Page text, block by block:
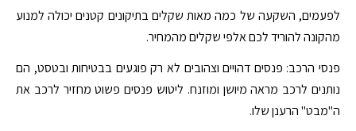
לפעמים, השקעה של כמה מאות שקלים בתיקונים קטנים יכולה למנוע
מהקונה להוריד לכם אלפי שקלים מהמחיר.
פנסי הרכב: פנסים דהויים וצהובים לא רק פוגעים בבטיחות ובטסט, הם
נותנים לרכב מראה מיושן ומוזנח. ליטוש פנסים פשוט מחזיר לרכב את
ה"מבט" הרענן שלו.